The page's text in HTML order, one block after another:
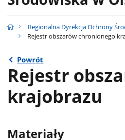
Regionalna Dyrekcja Ochrony
Rejestr obszarów chronionego
Powrót
Rejestr
krajobrazu
Materiały